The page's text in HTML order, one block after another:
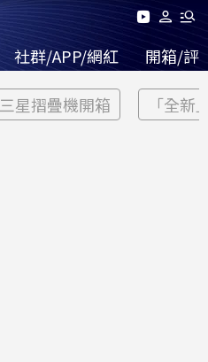
社群/APP/網紅 開箱/評
三星摺疊機開箱 「全新